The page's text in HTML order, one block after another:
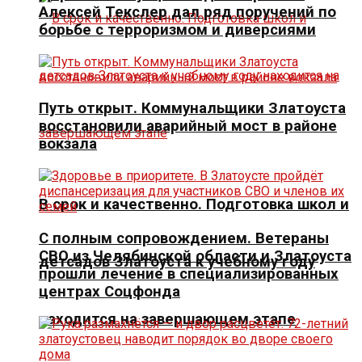
В срок и качественно. Подготовка школ и
детсадов Златоуста к учебному году
находится на завершающем этапе
Алексей Текслер дал ряд поручений по
борьбе с терроризмом и диверсиями
Путь открыт. Коммунальщики Златоуста
восстановили аварийный мост в районе
вокзала
С полным сопровождением. Ветераны
СВО из Челябинской области и Златоуста
прошли лечение в специализированных
центрах Соцфонда